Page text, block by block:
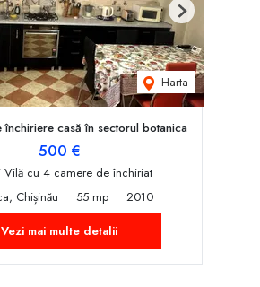
Harta
Next
închiriere casă în sectorul botanica
500 €
Vilă cu 4 camere de închiriat
Chișinău
55 mp
2010
Vezi mai multe detalii